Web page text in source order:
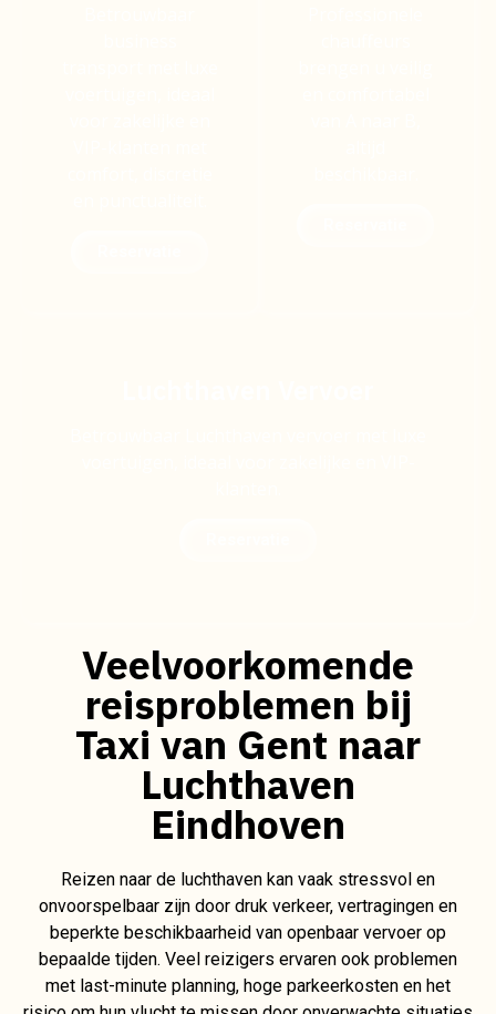
Veelvoorkomende
reisproblemen bij
Taxi van Gent naar
Luchthaven
Eindhoven
Reizen naar de luchthaven kan vaak stressvol en
onvoorspelbaar zijn door druk verkeer, vertragingen en
beperkte beschikbaarheid van openbaar vervoer op
bepaalde tijden. Veel reizigers ervaren ook problemen
met last-minute planning, hoge parkeerkosten en het